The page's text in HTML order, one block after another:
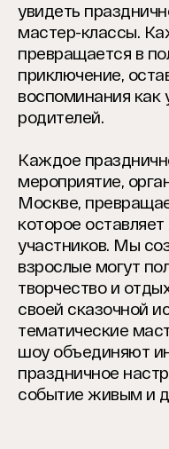
увидеть
мастер-классы.
превращается в
приключение,
воспоминания как
родителей.
Каждое
мероприятие,
Москве,
которое
участников. Мы
взрослые могут
творчество и
своей сказочной
тематические
шоу объединяют
праздничное
событие живым и